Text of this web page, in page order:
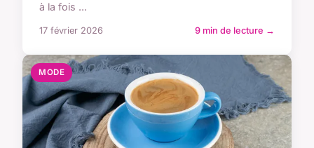
à la fois ...
17 février 2026 9 min de lecture →
MODE